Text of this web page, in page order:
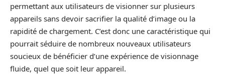
permettant aux utilisateurs de visionner sur plusieurs
appareils sans devoir sacrifier la qualité d’image ou la
rapidité de chargement. C’est donc une caractéristique qui
pourrait séduire de nombreux nouveaux utilisateurs
soucieux de bénéficier d’une expérience de visionnage
fluide, quel que soit leur appareil.